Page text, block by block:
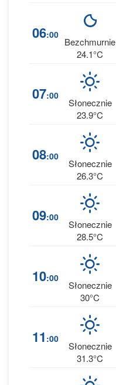
06:00
Bezchmurnie
24.1°C
07:00
Słonecznie
23.9°C
08:00
Słonecznie
26.3°C
09:00
Słonecznie
28.5°C
10:00
Słonecznie
30°C
11 :00
Słonecznie
31.3°C